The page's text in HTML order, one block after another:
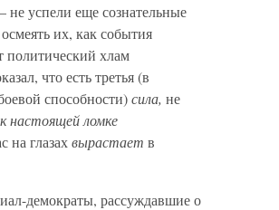
не успели еще сознательные
их, как события
политический хлам
что есть третья (в
способности)сила, не
настоящей ломке
на глазахвырастает в
демократы, рассуждавшие о